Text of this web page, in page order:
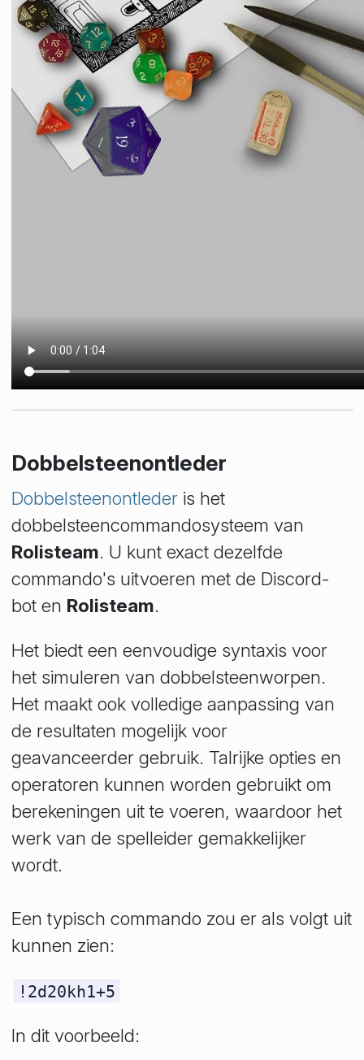
Dobbelsteenontleder
Dobbelsteenontlederis het
dobbelsteencommandosysteem van
Rolisteam. U kunt exact dezelfde
commando's uitvoeren met de Discord-
bot en Rolisteam.
Het biedt een eenvoudige syntaxis voor
het simuleren van dobbelsteenworpen.
Het maakt ook volledige aanpassing van
de resultaten mogelijk voor
geavanceerder gebruik. Talrijke opties en
operatoren kunnen worden gebruikt om
berekeningen uit te voeren, waardoor het
werk van de spelleider gemakkelijker
wordt.
Een typisch commando zou er als volgt uit
kunnen zien:
!2d20kh1+5
In dit voorbeeld: